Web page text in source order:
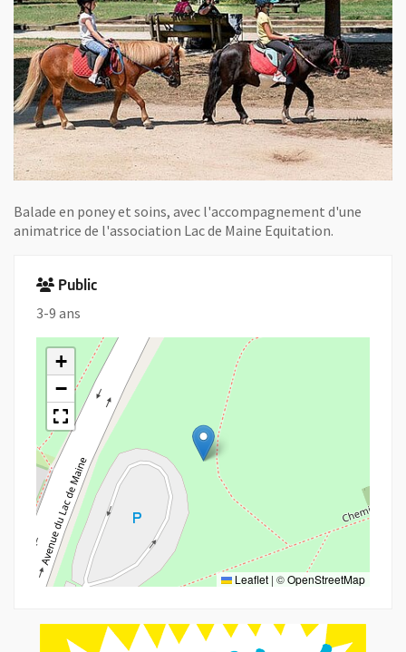
Balade en poney et soins, avec l'accompagnement d'une
animatrice de l'association Lac de Maine Equitation.
Public
3-9 ans
+
−
Leaflet | ©OpenStreetMap